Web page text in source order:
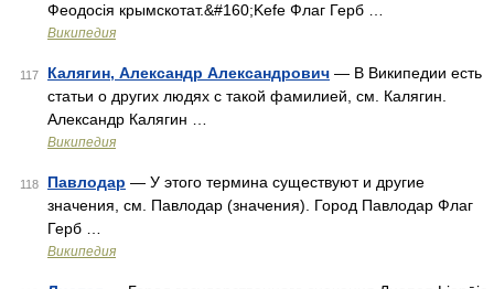
Феодосія крымскотат.&#160;Kefe Флаг Герб …
Википедия
117 Калягин, Александр Александрович — В Википедии есть
статьи о других людях с такой фамилией, см. Калягин.
Александр Калягин …
Википедия
118 Павлодар — У этого термина существуют и другие
значения, см. Павлодар (значения). Город Павлодар Флаг
Герб …
Википедия